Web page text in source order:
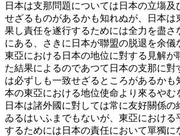
日本は支那問題については日本の立塲及
せざるものがあるかも知れぬが、日本は
果し責任を遂行するためには全力を盡さ
にある、さきに日本が聯盟の脱退を余儀
東亞における日本の地位に對する見解が
た結果によるのであつて日本の支那に對
は必ずしも一致せざるところがあるかも
本の東亞における地位使命より來るやむ
日本は諸外國に對しては常に友好關係の
ゐるはいふまでもないが、東亞における
するためには日本の責任において單獨に